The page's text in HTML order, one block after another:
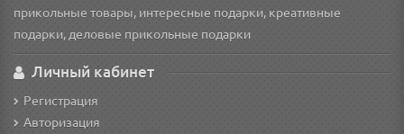
прикольные товары, интересные подарки, креативные
подарки, деловые прикольные подарки
Личный кабинет
Регистрация
Авторизация